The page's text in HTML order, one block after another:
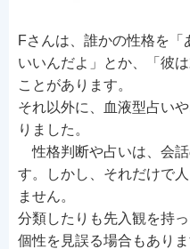
Fさんは、誰かの性格を
いいんだよ」とか、「彼
ことがあります。
それ以外に、血液型占い
りました。
性格判断や占いは、会
す。しかし、それだけで
ません。
分類したりも先入観を持
個性を見誤る場合もありま